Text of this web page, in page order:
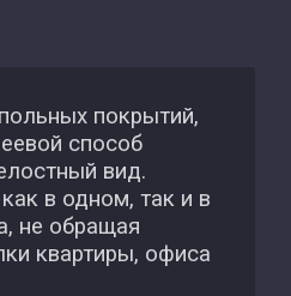
покрытий,
способ
вид.
в одном, так и в
не обращая
квартиры, офиса